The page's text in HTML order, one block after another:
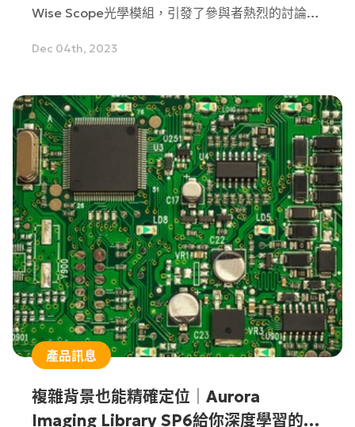
Wise Scope光學模組，引發了參與者熱烈的討論！
之處，因此我們將透過這篇文章深入介紹何謂MALS
Dec 04th, 2023
產品訊息
複雜背景也能精確定位｜Aurora
Imaging Library SP6給你深度學習的定